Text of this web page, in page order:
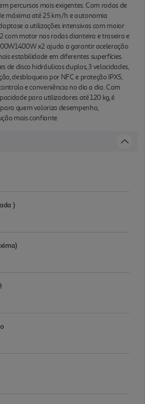
percursos mais exigentes. Com rodas de
máxima até 25 km/h e autonomia
a utilizações intensivas com maior
com motor nas rodas dianteira e traseira e
x2 ajuda a garantir aceleração
estabilidade em diferentes superfícies.
de disco hidráulicos duplos, 3 velocidades,
desbloqueio por NFC e proteção IPX5,
e conveniência no dia a dia. Com
para utilizadores até 120 kg, é
quem valoriza desempenho,
mais confiante
)